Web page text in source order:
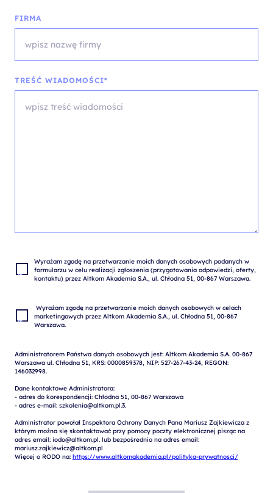
FIRMA
TREŚĆ WIADOMOŚCI*
Wyrażam zgodę na przetwarzanie moich danych osobowych podanych w
formularzu w celu realizacji zgłoszenia (przygotowania odpowiedzi, oferty,
marketingowych przez Altkom Akademia S.A., ul. Chłodna 51, 00-867
Administratorem Państwa danych osobowych jest: Altkom Akademia S.A. 00-867
Warszawa ul. Chłodna 51, KRS: 0000859378, NIP: 527-267-43-24, REGON:
146032998.
Dane kontaktowe Administratora:
- adres do korespondencji: Chłodna 51, 00-867 Warszawa
- adres e-mail: szkolenia@altkom.pl.3.
Administrator powołał Inspektora Ochrony Danych Pana Mariusz Zajkiewicza z
którym można się skontaktować przy pomocy poczty elektronicznej pisząc na
adres email: iodo@altkom.pl. lub bezpośrednio na adres email:
mariusz.zajkiewicz@altkom.pl
Więcej o RODO na: https://www.altkomakademia.pl/polityka-prywatnosci/